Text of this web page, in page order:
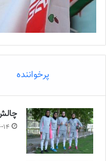
پرخواننده
14